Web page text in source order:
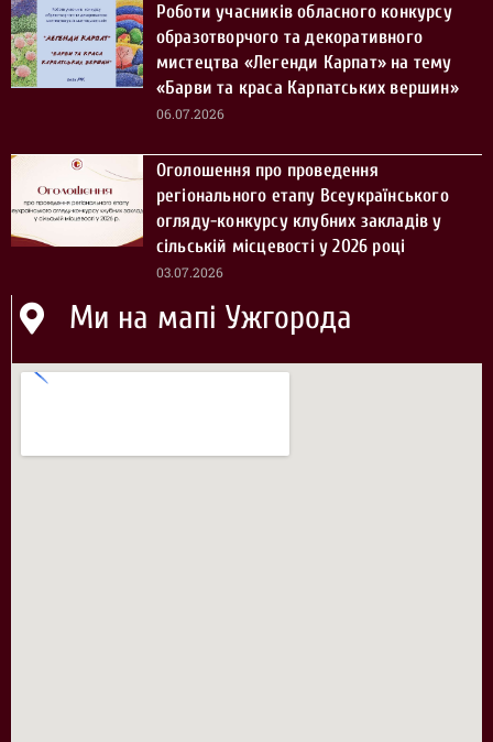
Роботи учасників обласного конкурсу
образотворчого та декоративного
мистецтва «Легенди Карпат» на тему
«Барви та краса Карпатських вершин»
06.07.2026
Оголошення про проведення
регіонального етапу Всеукраїнського
огляду-конкурсу клубних закладів у
сільській місцевості у 2026 році
03.07.2026
Ми на мапі Ужгорода